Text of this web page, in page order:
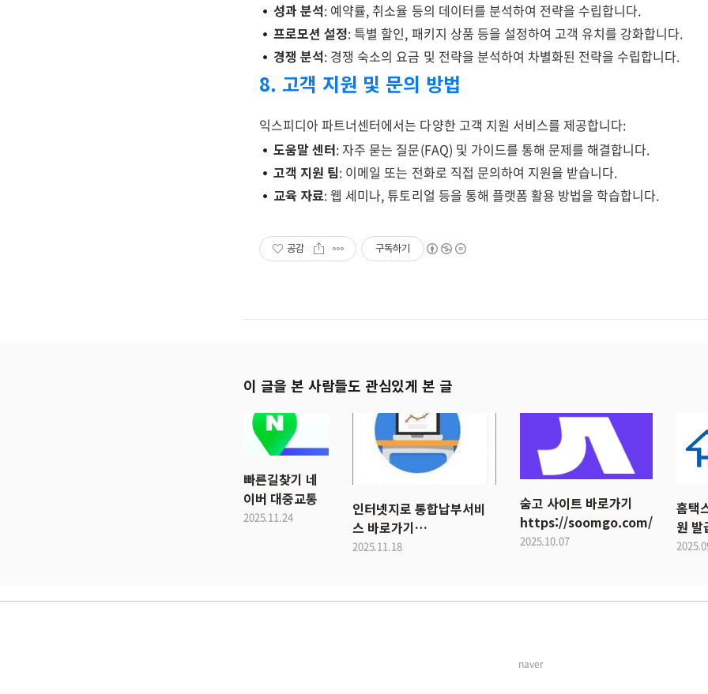
성과 분석: 예약률, 취소율 등의 데이터를 분석하여 전략을 수립합니다.
프로모션 설정: 특별 할인, 패키지 상품 등을 설정하여 고객 유치를 강화합니다.
경쟁 분석: 경쟁 숙소의 요금 및 전략을 분석하여 차별화된 전략을 수립합니다.
8. 고객 지원 및 문의 방법
익스피디아 파트너센터에서는 다양한 고객 지원 서비스를 제공합니다:
도움말 센터: 자주 묻는 질문(FAQ) 및 가이드를 통해 문제를 해결합니다.
고객 지원 팀: 이메일 또는 전화로 직접 문의하여 지원을 받습니다.
교육 자료: 웹 세미나, 튜토리얼 등을 통해 플랫폼 활용 방법을 학습합니다.
공감 구독하기
이 글을 본 사람들도 관심있게 본 글
빠른길찾기 네
이버 대중교통
2025.11.24
인터넷지로 통합납부서비
스 바로가기
(https://www.giro.or.kr)
2025.11.18
숨고 사이트 바로가기
https://soomgo.com/
2025.10.07
홈택
원 발
naver